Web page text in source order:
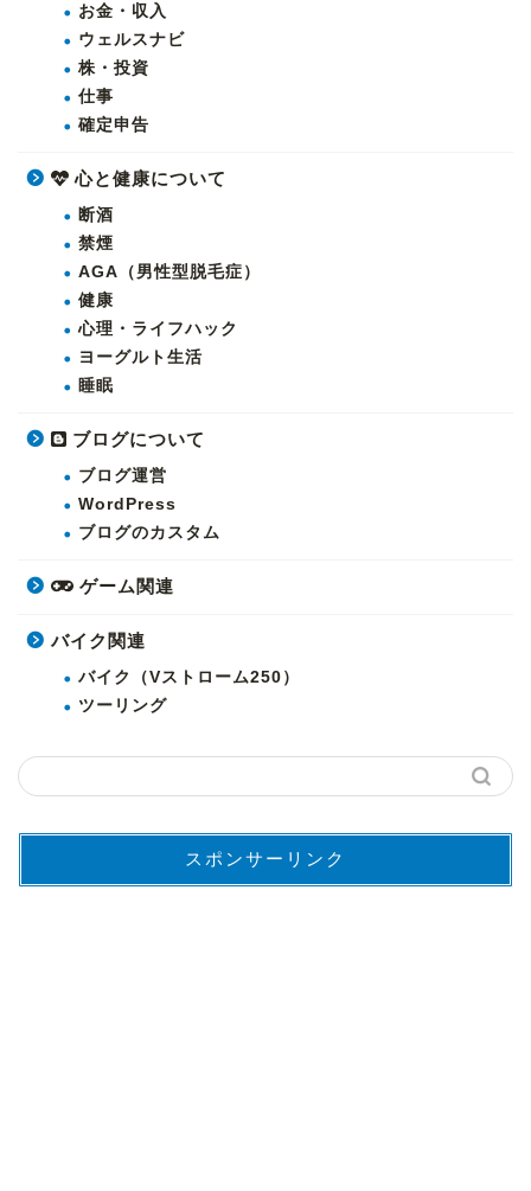
お金・収入
ウェルスナビ
株・投資
仕事
確定申告
心と健康について
断酒
禁煙
AGA（男性型脱毛症）
健康
心理・ライフハック
ヨーグルト生活
睡眠
ブログについて
ブログ運営
WordPress
ブログのカスタム
ゲーム関連
バイク関連
バイク（Vストローム250）
ツーリング
スポンサーリンク